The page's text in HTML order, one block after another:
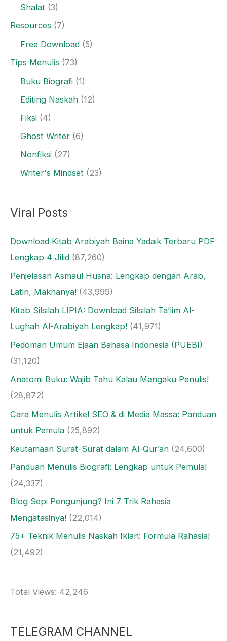
Shalat (3)
Resources (7)
Free Download (5)
Tips Menulis (73)
Buku Biografi (1)
Editing Naskah (12)
Fiksi (4)
Ghost Writer (6)
Nonfiksi (27)
Writer's Mindset (23)
Viral Posts
Download Kitab Arabiyah Baina Yadaik Terbaru PDF
Lengkap 4 Jilid (87,260)
Penjelasan Asmaul Husna: Lengkap dengan Arab,
Latin, Maknanya! (43,999)
Kitab Silsilah LIPIA: Download Silsilah Ta’lim Al-
Lughah Al-Arabiyah Lengkap! (41,971)
Pedoman Umum Ejaan Bahasa Indonesia (PUEBI)
(31,120)
Anatomi Buku: Wajib Tahu Kalau Mengaku Penulis!
(28,872)
Cara Menulis Artikel SEO & di Media Massa: Panduan
untuk Pemula (25,892)
Keutamaan Surat-Surat dalam Al-Qur’an (24,600)
Panduan Menulis Biografi: Lengkap untuk Pemula!
(24,337)
Blog Sepi Pengunjung? Ini 7 Trik Rahasia
Mengatasinya! (22,014)
75+ Teknik Menulis Naskah Iklan: Formula Rahasia!
(21,492)
Total Views: 42,246
TELEGRAM CHANNEL